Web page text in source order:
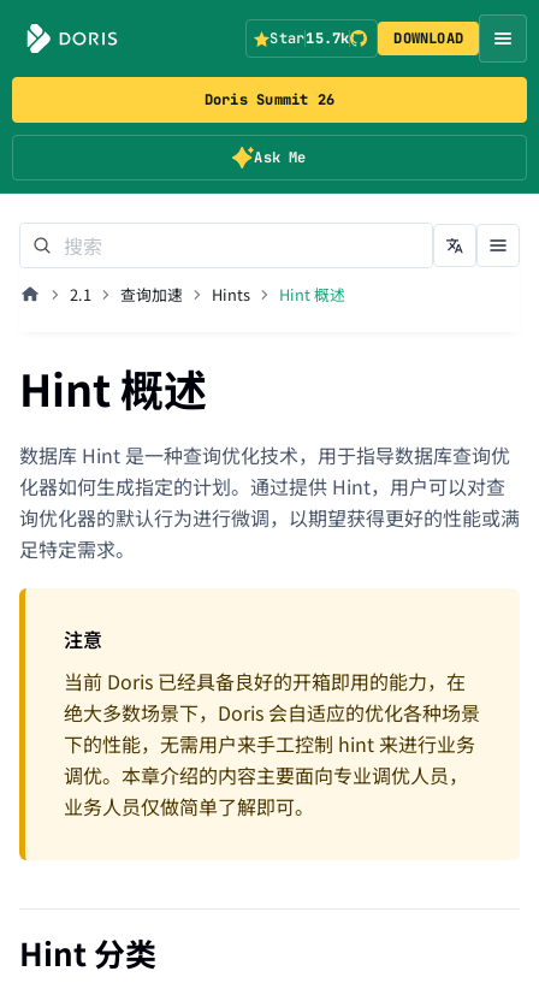
Doris Summit 26
Ask Me
Star15.7k DOWNLOAD
2.1 查询加速 Hints Hint 概述
Hint 概述
数据库 Hint 是一种查询优化技术，用于指导数据库查询优
化器如何生成指定的计划。通过提供 Hint，用户可以对查
询优化器的默认行为进行微调，以期望获得更好的性能或满
足特定需求。
注意
当前 Doris 已经具备良好的开箱即用的能力，在
绝大多数场景下，Doris 会自适应的优化各种场景
下的性能，无需用户来手工控制 hint 来进行业务
调优。本章介绍的内容主要面向专业调优人员，
业务人员仅做简单了解即可。
Hint 分类